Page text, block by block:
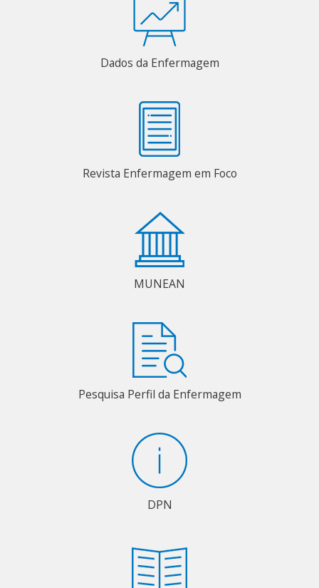
Dados da Enfermagem
Revista Enfermagem em Foco
MUNEAN
Pesquisa Perfil da Enfermagem
DPN